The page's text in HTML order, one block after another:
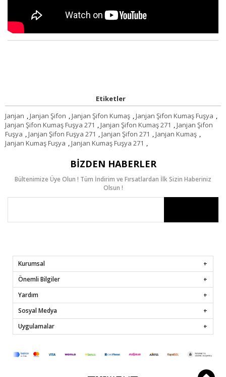
Etiketler
Janjan ,Janjan Şifon ,Janjan Şifon Kumaş ,Janjan Şifon Kumaş Fuşya ,
Janjan Şifon Kumaş Fuşya 271 ,Janjan Şifon Kumaş 271 ,Janjan Şifon
Fuşya ,Janjan Şifon Fuşya 271 ,Janjan Şifon 271 ,Janjan Kumaş ,
Janjan Kumaş Fuşya ,Janjan Kumaş Fuşya 271 ,
BIZDEN HABERLER
Bültenimize Üye Olun ! Tüm İndirim ve Fırsatlardan İlk Sizin Haberiniz
Olsun !
Kurumsal
Önemli Bilgiler
Yardım
Sosyal Medya
Uygulamalar